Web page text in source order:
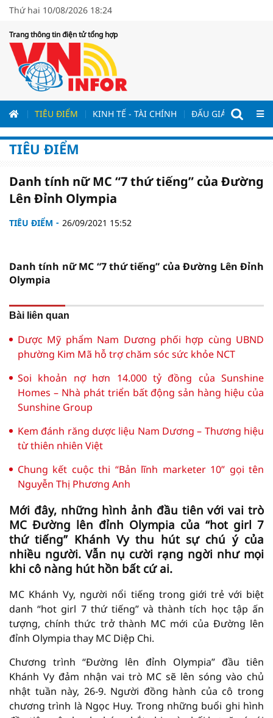
Thứ hai 10/08/2026 18:24
Trang thông tin điện tử tổng hợp
TIÊU ĐIỂM KINH TẾ - TÀI CHÍNH ĐẤU GIÁ - ĐẤU
TIÊU ĐIỂM
Danh tính nữ MC “7 thứ tiếng” của Đường
Lên Đỉnh Olympia
TIÊU ĐIỂM 26/09/2021 15:52
Danh tính nữ MC “7 thứ tiếng” của Đường Lên Đỉnh
Olympia
Bài liên quan
Dược Mỹ phẩm Nam Dương phối hợp cùng UBND
phường Kim Mã hỗ trợ chăm sóc sức khỏe NCT
Soi khoản nợ hơn 14.000 tỷ đồng của Sunshine
Homes – Nhà phát triển bất động sản hàng hiệu của
Sunshine Group
Kem đánh răng dược liệu Nam Dương – Thương hiệu
từ thiên nhiên Việt
Chung kết cuộc thi “Bản lĩnh marketer 10” gọi tên
Nguyễn Thị Phương Anh
Mới đây, những hình ảnh đầu tiên với vai trò
MC Đường lên đỉnh Olympia của “hot girl 7
thứ tiếng” Khánh Vy thu hút sự chú ý của
nhiều người. Vẫn nụ cười rạng ngời như mọi
khi cô nàng hút hồn bất cứ ai.
MC Khánh Vy, người nổi tiếng trong giới trẻ với biệt
danh “hot girl 7 thứ tiếng” và thành tích học tập ấn
tượng, chính thức trở thành MC mới của Đường lên
đỉnh Olympia thay MC Diệp Chi.
Chương trình “Đường lên đỉnh Olympia” đầu tiên
Khánh Vy đảm nhận vai trò MC sẽ lên sóng vào chủ
nhật tuần này, 26-9. Người đồng hành của cô trong
chương trình là Ngọc Huy. Trong những buổi ghi hình